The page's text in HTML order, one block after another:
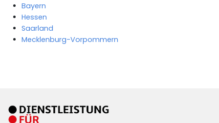
Bayern
Hessen
Saarland
Mecklenburg-Vorpommern